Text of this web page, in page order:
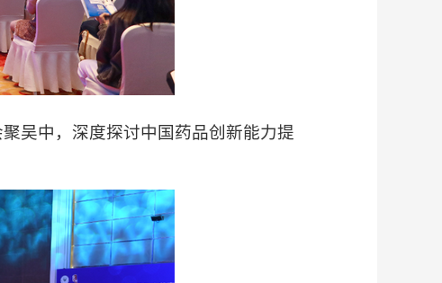
吴中，深度探讨中国药品创新能力提